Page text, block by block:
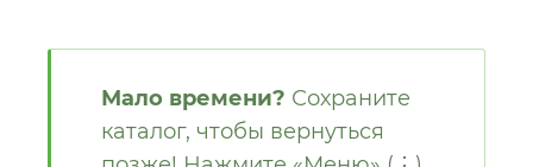
Мало времени? Сохраните
каталог, чтобы вернуться